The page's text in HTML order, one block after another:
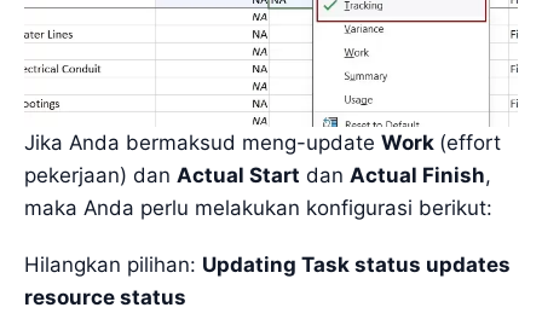
Jika Anda bermaksud meng-update Work (effort
pekerjaan) dan Actual Start dan Actual Finish,
maka Anda perlu melakukan konfigurasi berikut:
Hilangkan pilihan: Updating Task status updates
resource status